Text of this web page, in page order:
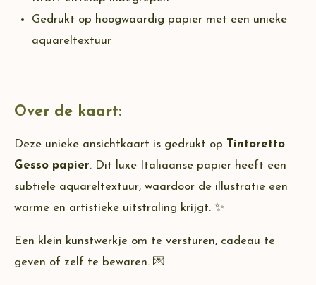
Gedrukt op hoogwaardig papier met een unieke
aquareltextuur
Over de kaart:
Deze unieke ansichtkaart is gedrukt op Tintoretto
Gesso papier. Dit luxe Italiaanse papier heeft een
subtiele aquareltextuur, waardoor de illustratie een
warme en artistieke uitstraling krijgt. ✨
Een klein kunstwerkje om te versturen, cadeau te
geven of zelf te bewaren. 💌